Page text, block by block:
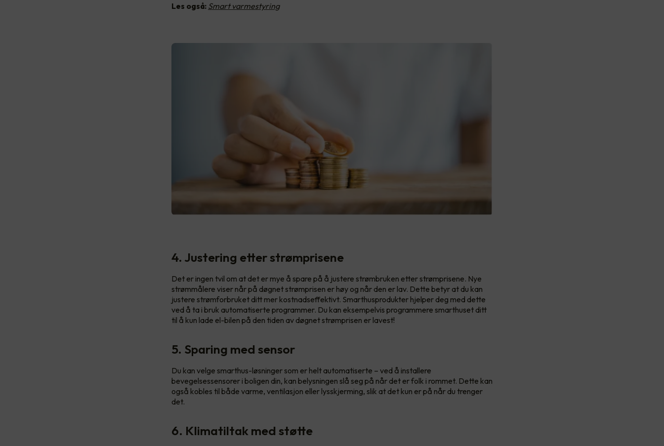
Les også: Smart varmestyring
4. Justering etter strømprisene
Det er ingen tvil om at det er mye å spare på å justere strømbruken etter strømprisene. Nye
strømmålere viser når på døgnet strømprisen er høy og når den er lav. Dette betyr at du kan
justere strømforbruket ditt mer kostnadseffektivt. Smarthusprodukter hjelper deg med dette
ved å ta i bruk automatiserte programmer. Du kan eksempelvis programmere smarthuset ditt
til å kun lade el-bilen på den tiden av døgnet strømprisen er lavest!
5. Sparing med sensor
Du kan velge smarthus-løsninger som er helt automatiserte – ved å installere
bevegelsessensorer i boligen din, kan belysningen slå seg på når det er folk i rommet. Dette kan
også kobles til både varme, ventilasjon eller lysskjerming, slik at det kun er på når du trenger
det.
6. Klimatiltak med støtte